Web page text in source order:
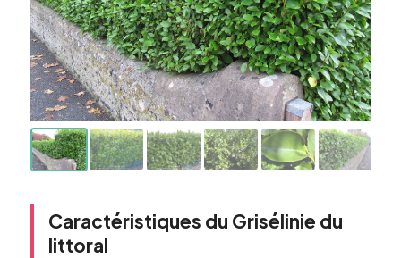
Caractéristiques du Grisélinie du
littoral